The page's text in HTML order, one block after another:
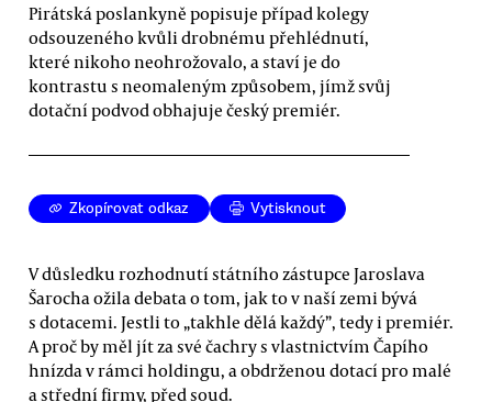
Pirátská poslankyně popisuje případ kolegy
odsouzeného kvůli drobnému přehlédnutí,
které nikoho neohrožovalo, a staví je do
kontrastu s neomaleným způsobem, jímž svůj
dotační podvod obhajuje český premiér.
Zkopírovat odkaz Vytisknout
V důsledku rozhodnutí státního zástupce Jaroslava
Šarocha ožila debata o tom, jak to v naší zemi bývá
s dotacemi. Jestli to „takhle dělá každý”, tedy i premiér.
A proč by měl jít za své čachry s vlastnictvím Čapího
hnízda v rámci holdingu, a obdrženou dotací pro malé
a střední firmy, před soud.